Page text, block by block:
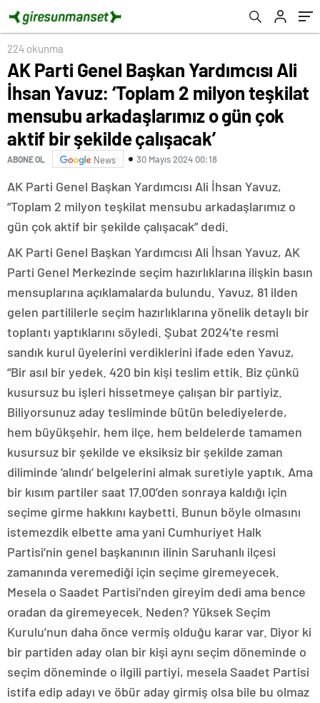
çalışacak’
224 okunma
AK Parti Genel Başkan Yardımcısı Ali
İhsan Yavuz: ‘Toplam 2 milyon teşkilat
mensubu arkadaşlarımız o gün çok
aktif bir şekilde çalışacak’
ABONE OL News 30 Mayıs 2024 00:18
AK Parti Genel Başkan Yardımcısı Ali İhsan Yavuz,
“Toplam 2 milyon teşkilat mensubu arkadaşlarımız o
gün çok aktif bir şekilde çalışacak” dedi.
AK Parti Genel Başkan Yardımcısı Ali İhsan Yavuz, AK
Parti Genel Merkezinde seçim hazırlıklarına ilişkin basın
mensuplarına açıklamalarda bulundu. Yavuz, 81 ilden
gelen partililerle seçim hazırlıklarına yönelik detaylı bir
toplantı yaptıklarını söyledi. Şubat 2024’te resmi
sandık kurul üyelerini verdiklerini ifade eden Yavuz,
“Bir asıl bir yedek. 420 bin kişi teslim ettik. Biz çünkü
kusursuz bu işleri hissetmeye çalışan bir partiyiz.
Biliyorsunuz aday tesliminde bütün belediyelerde,
hem büyükşehir, hem ilçe, hem beldelerde tamamen
kusursuz bir şekilde ve eksiksiz bir şekilde zaman
diliminde ‘alındı’ belgelerini almak suretiyle yaptık. Ama
bir kısım partiler saat 17.00’den sonraya kaldığı için
seçime girme hakkını kaybetti. Bunun böyle olmasını
istemezdik elbette ama yani Cumhuriyet Halk
Partisi’nin genel başkanının ilinin Saruhanlı ilçesi
zamanında veremediği için seçime giremeyecek.
Mesela o Saadet Partisi’nden gireyim dedi ama bence
oradan da giremeyecek. Neden? Yüksek Seçim
Kurulu’nun daha önce vermiş olduğu karar var. Diyor ki
bir partiden aday olan bir kişi aynı seçim döneminde o
seçim döneminde o ilgili partiyi, mesela Saadet Partisi
istifa edip adayı ve öbür aday girmiş olsa bile bu olmaz